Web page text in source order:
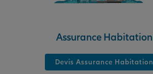
Assurance Habitation
Devis Assurance Habitation